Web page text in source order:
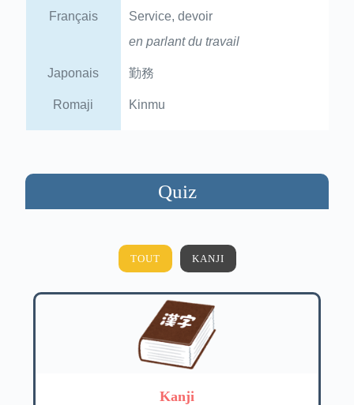
Français
Service, devoir
en parlant du travail
Japonais 勤務
Romaji Kinmu
Quiz
TOUT KANJI
Kanji